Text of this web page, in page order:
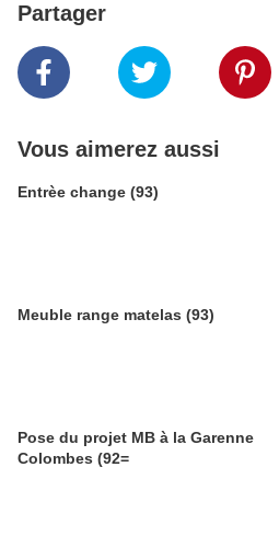
Partager
Vous aimerez aussi
Entrèe change (93)
Meuble range matelas (93)
Pose du projet MB à la Garenne
Colombes (92=